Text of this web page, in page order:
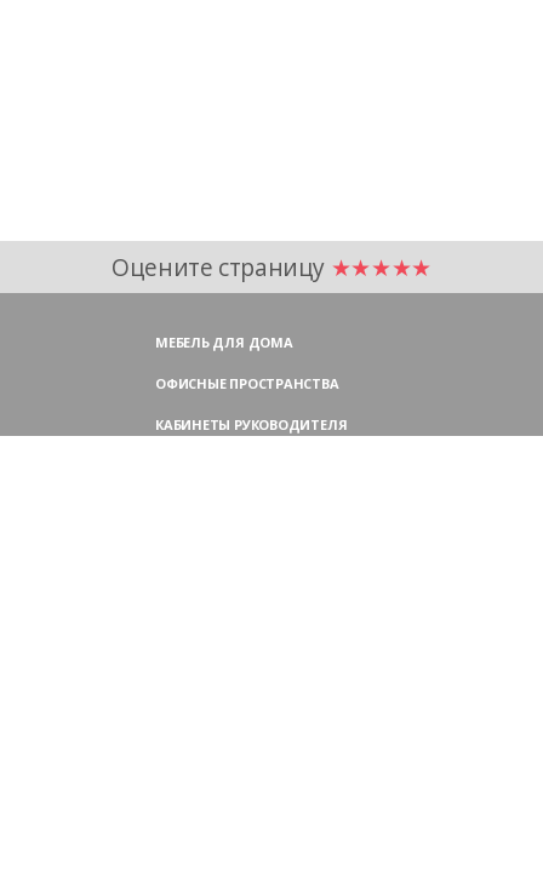
Оцените страницу ★★★★★
МЕБЕЛЬ ДЛЯ ДОМА
ОФИСНЫЕ ПРОСТРАНСТВА
КАБИНЕТЫ РУКОВОДИТЕЛЯ